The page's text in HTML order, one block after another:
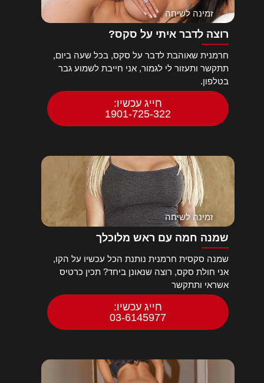
זמינה לשיחה
רוצה לדבר איתי על סקס?
חרמנית שאוהבת לדבר על סקס, בכל שעה ביום,
תתקשר ותעזור לי לגמור, אני חייבת לשמוע גבר
בטלפון.
חייג עכשיו:
1901-725-322
זמינה לשיחה
שמנה חמה עם ראש מלוכלך
שמנה סקסית חרמנית נותנת הכל עכשיו על הקו,
אני חולת סקס, רוצה שנאונן ביחד? תכין כרטיס
אשראי ותתקשר
חייג עכשיו:
03-6145977